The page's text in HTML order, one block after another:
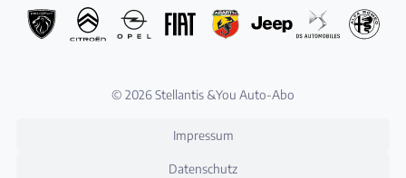
© 2026 Stellantis &You Auto-Abo
Impressum
Datenschutz